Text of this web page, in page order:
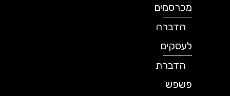
מכרסמים
הדברה
לעסקים
הדברת
פשפש